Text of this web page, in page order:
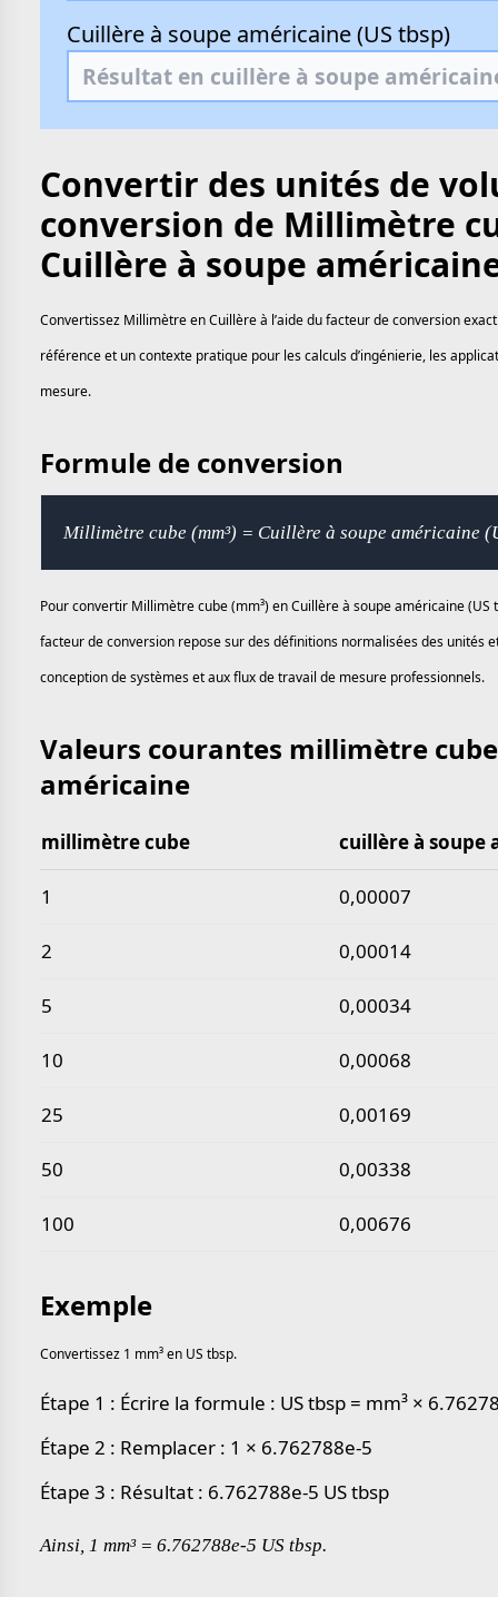
Cuillère à soupe américaine (US tbsp)
Convertir des unités de
conversion de Millimètre
Cuillère à soupe
Convertissez Millimètre en Cuillère à l’aide du facteur de conversion
référence et un contexte pratique pour les calculs d’ingénierie, les
mesure.
Formule de conversion
Millimètre cube (mm³) = Cuillère à soupe américaine
Pour convertir Millimètre cube (mm³) en Cuillère à soupe américaine
facteur de conversion repose sur des définitions normalisées des unités
conception de systèmes et aux flux de travail de mesure professionnels.
Valeurs courantes millimètre
américaine
Valeurs courantes millimètre cube en cuillère à
millimètre cube cuillère à soupe
1 0,00007
2 0,00014
5 0,00034
10 0,00068
25 0,00169
50 0,00338
100 0,00676
Exemple
Convertissez 1 mm³ en US tbsp.
Étape 1 : Écrire la formule : US tbsp = mm³ ×
Étape 2 : Remplacer : 1 × 6.762788e-5
Étape 3 : Résultat : 6.762788e-5 US tbsp
Ainsi, 1 mm³ = 6.762788e-5 US tbsp.